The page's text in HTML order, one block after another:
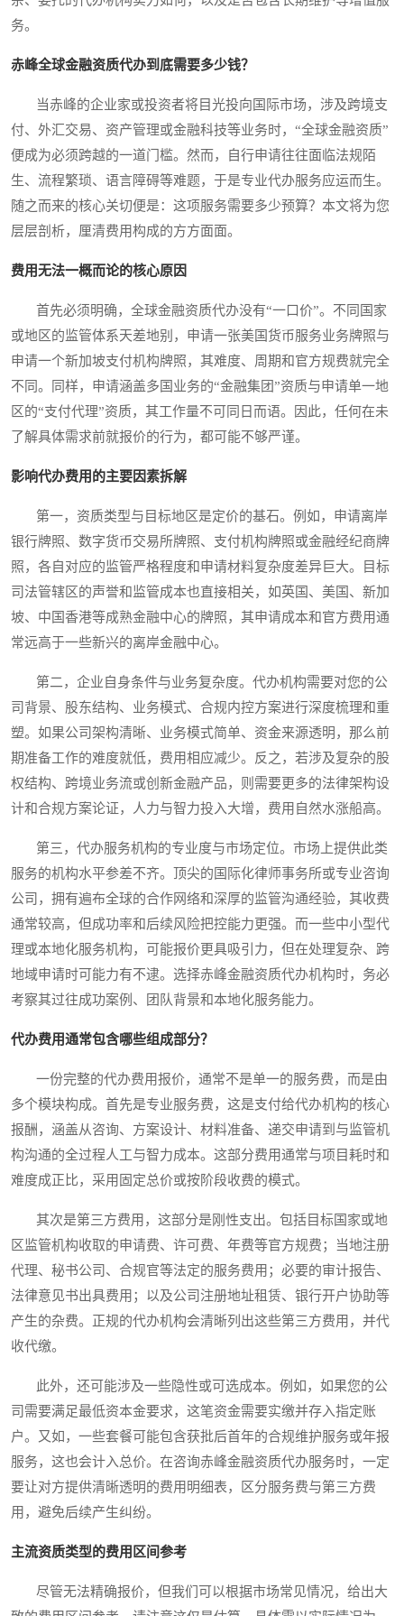
务。
赤峰全球金融资质代办到底需要多少钱？
当赤峰的企业家或投资者将目光投向国际市场，涉及跨境支
付、外汇交易、资产管理或金融科技等业务时，“全球金融资质”
便成为必须跨越的一道门槛。然而，自行申请往往面临法规陌
生、流程繁琐、语言障碍等难题，于是专业代办服务应运而生。
随之而来的核心关切便是：这项服务需要多少预算？本文将为您
层层剖析，厘清费用构成的方方面面。
费用无法一概而论的核心原因
首先必须明确，全球金融资质代办没有“一口价”。不同国家
或地区的监管体系天差地别，申请一张美国货币服务业务牌照与
申请一个新加坡支付机构牌照，其难度、周期和官方规费就完全
不同。同样，申请涵盖多国业务的“金融集团”资质与申请单一地
区的“支付代理”资质，其工作量不可同日而语。因此，任何在未
了解具体需求前就报价的行为，都可能不够严谨。
影响代办费用的主要因素拆解
第一，资质类型与目标地区是定价的基石。例如，申请离岸
银行牌照、数字货币交易所牌照、支付机构牌照或金融经纪商牌
照，各自对应的监管严格程度和申请材料复杂度差异巨大。目标
司法管辖区的声誉和监管成本也直接相关，如英国、美国、新加
坡、中国香港等成熟金融中心的牌照，其申请成本和官方费用通
常远高于一些新兴的离岸金融中心。
第二，企业自身条件与业务复杂度。代办机构需要对您的公
司背景、股东结构、业务模式、合规内控方案进行深度梳理和重
塑。如果公司架构清晰、业务模式简单、资金来源透明，那么前
期准备工作的难度就低，费用相应减少。反之，若涉及复杂的股
权结构、跨境业务流或创新金融产品，则需要更多的法律架构设
计和合规方案论证，人力与智力投入大增，费用自然水涨船高。
第三，代办服务机构的专业度与市场定位。市场上提供此类
服务的机构水平参差不齐。顶尖的国际化律师事务所或专业咨询
公司，拥有遍布全球的合作网络和深厚的监管沟通经验，其收费
通常较高，但成功率和后续风险把控能力更强。而一些中小型代
理或本地化服务机构，可能报价更具吸引力，但在处理复杂、跨
地域申请时可能力有不逮。选择赤峰金融资质代办机构时，务必
考察其过往成功案例、团队背景和本地化服务能力。
代办费用通常包含哪些组成部分？
一份完整的代办费用报价，通常不是单一的服务费，而是由
多个模块构成。首先是专业服务费，这是支付给代办机构的核心
报酬，涵盖从咨询、方案设计、材料准备、递交申请到与监管机
构沟通的全过程人工与智力成本。这部分费用通常与项目耗时和
难度成正比，采用固定总价或按阶段收费的模式。
其次是第三方费用，这部分是刚性支出。包括目标国家或地
区监管机构收取的申请费、许可费、年费等官方规费；当地注册
代理、秘书公司、合规官等法定的服务费用；必要的审计报告、
法律意见书出具费用；以及公司注册地址租赁、银行开户协助等
产生的杂费。正规的代办机构会清晰列出这些第三方费用，并代
收代缴。
此外，还可能涉及一些隐性或可选成本。例如，如果您的公
司需要满足最低资本金要求，这笔资金需要实缴并存入指定账
户。又如，一些套餐可能包含获批后首年的合规维护服务或年报
服务，这也会计入总价。在咨询赤峰金融资质代办服务时，一定
要让对方提供清晰透明的费用明细表，区分服务费与第三方费
用，避免后续产生纠纷。
主流资质类型的费用区间参考
尽管无法精确报价，但我们可以根据市场常见情况，给出大